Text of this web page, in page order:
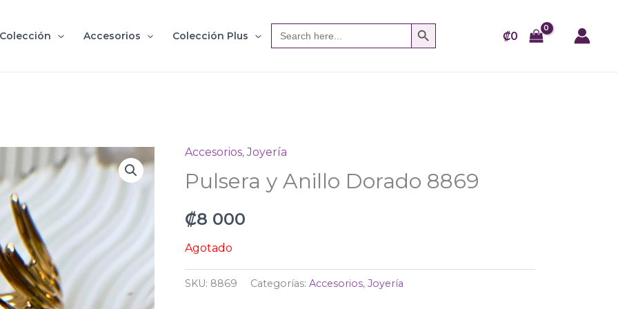
Accesorios Colección Plus
Search
for:
SEARCH BUTTON
₡0
Accesorios,Joyería
Pulsera y Anillo Dorado 8869
₡8 000
Agotado
SKU: 8869 Categorías:Accesorios,Joyería